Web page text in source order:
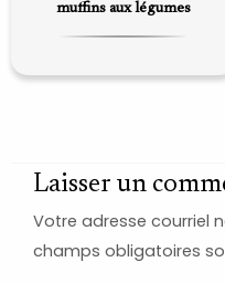
muffins aux légumes
Laisser un
Votre adresse courriel
champs obligatoires